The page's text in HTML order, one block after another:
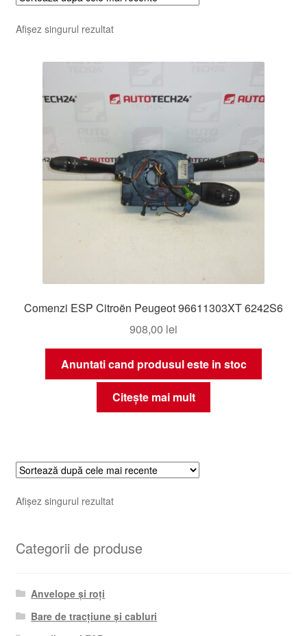
Afișez singurul rezultat
Comenzi ESP Citroën Peugeot 96611303XT 6242S6
908,00 lei
Anuntati cand produsul este in stoc
Citește mai mult
Afișez singurul rezultat
Categorii de produse
Anvelope și roți
Bare de tracțiune și cabluri